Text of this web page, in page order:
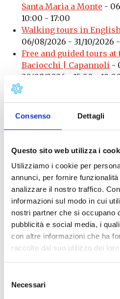
Consenso Dettagli
Questo sito web utilizza i
Utilizziamo i cookie per
annunci, per fornire
analizzare il nostro traffico.
informazioni sul modo in cui
nostri partner che si occupano
pubblicità e social media, i
con altre informazioni che ha
raccolto dal suo utilizzo dei
delNecessari
Santa Maria a Monte -
10:00 - 17:00
Walking tours in
06/08/2026 - 31/10/2026
Free and guided tours
Baciocchi | Capannoli -
30/08/2026 - 15:00 - 19:00
Sagra degli Schiaffoni -
- 06/08/2026 - 15/08/
Black truffle in Montopoli
opening on Summer
Summer Nights at the
06/08/2026 - 27/08/2026
Eliopoli Summer
07/08/2026 - 13/09/
Events at the Civic
07/08/2026 - 30/08/2026
Summer openings of the
Volterra - 07/08/2026 -
Guided Tours to the
The Fair in San Casciano